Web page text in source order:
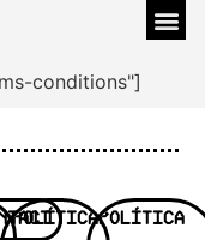
conditions"]
POLÍTICAPOLÍTICA